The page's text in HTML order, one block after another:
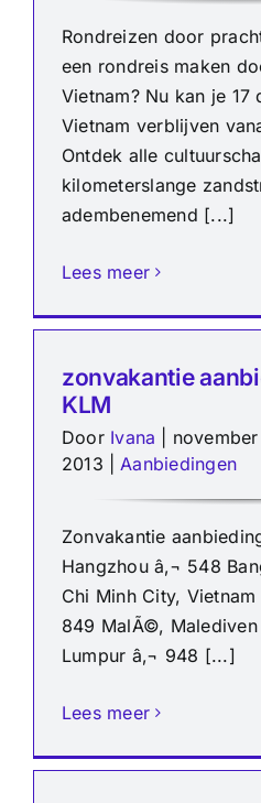
Rondreizen door
een rondreis maken
Vietnam? Nu kan je 17
Vietnam verblijven
Ontdek alle
kilometerslange
adembenemend [...]
Lees meer
zonvakantie
KLM
Door Ivana
2013
Aanbiedingen
Zonvakantie
Hangzhou â‚¬ 548
Chi Minh City, Vietnam
849 MalÃ©, Malediven
Lumpur â‚¬ 948 [...]
Lees meer